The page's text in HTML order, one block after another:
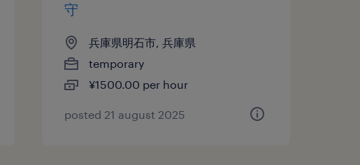
守
兵庫県明石市, 兵庫県
temporary
¥1500.00 per hour
posted 21 august 2025